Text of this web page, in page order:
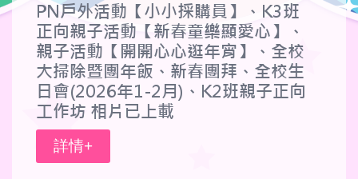
PN戶外活動【小小採購員】、K3班
正向親子活動【新春童樂顯愛心】、
親子活動【開開心心逛年宵】、全校
大掃除暨團年飯、新春團拜、全校生
日會(2026年1-2月)、K2班親子正向
工作坊 相片已上載
詳情+